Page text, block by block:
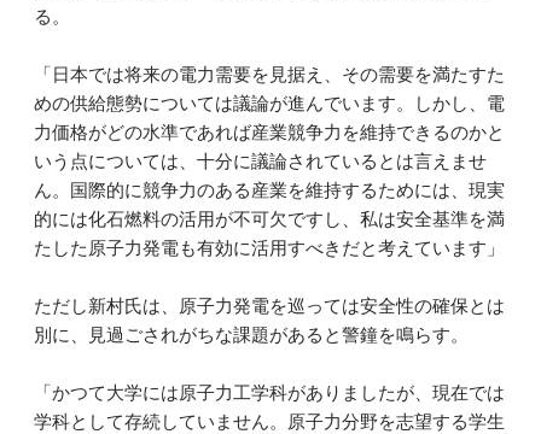
る。
「日本では将来の電力需要を見据え、その需要を満たすた
めの供給態勢については議論が進んでいます。しかし、電
力価格がどの水準であれば産業競争力を維持できるのかと
いう点については、十分に議論されているとは言えませ
ん。国際的に競争力のある産業を維持するためには、現実
的には化石燃料の活用が不可欠ですし、私は安全基準を満
たした原子力発電も有効に活用すべきだと考えています」
ただし新村氏は、原子力発電を巡っては安全性の確保とは
別に、見過ごされがちな課題があると警鐘を鳴らす。
「かつて大学には原子力工学科がありましたが、現在では
学科として存続していません。原子力分野を志望する学生